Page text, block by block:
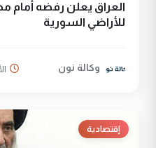
العراق يعلن رفضه أمام
للأراضي السورية
وكالة نون
إقتصادية